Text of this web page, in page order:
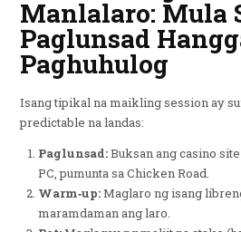
Manlalaro: Mula
Paglunsad
Paghuhulog
Isang tipikal na maikling session ay
predictable na landas:
Paglunsad:Buksan ang casino
PC, pumunta sa Chicken Road.
Warm‑up:Maglaro ng isang
maramdaman ang laro.